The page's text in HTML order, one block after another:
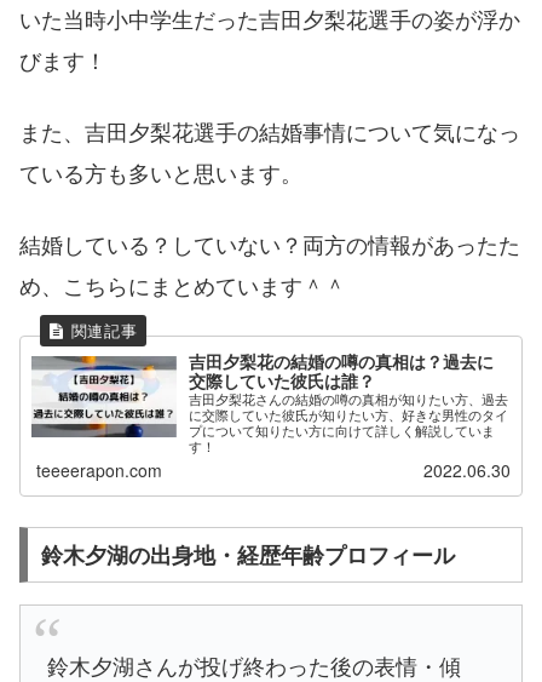
いた当時小中学生だった吉田夕梨花選手の姿が浮か
びます！
また、吉田夕梨花選手の結婚事情について気になっ
ている方も多いと思います。
結婚している？していない？両方の情報があったた
め、こちらにまとめています＾＾
吉田夕梨花の結婚の噂の真相は？過去に
交際していた彼氏は誰？
吉田夕梨花さんの結婚の噂の真相が知りたい方、過去
に交際していた彼氏が知りたい方、好きな男性のタイ
プについて知りたい方に向けて詳しく解説していま
す！
teeeerapon.com 2022.06.30
鈴木夕湖の出身地・経歴年齢プロフィール
鈴木夕湖さんが投げ終わった後の表情・傾